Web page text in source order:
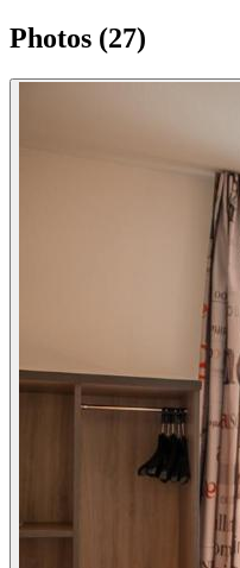
Photos (27)